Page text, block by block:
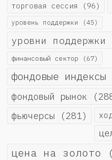
торговая сессия (96)
уровень поддержки (45)
уровни поддержки
финансовый сектор (67)
фондовые индексы
фондовый рынок
фьючерсы (281)
цена на золото